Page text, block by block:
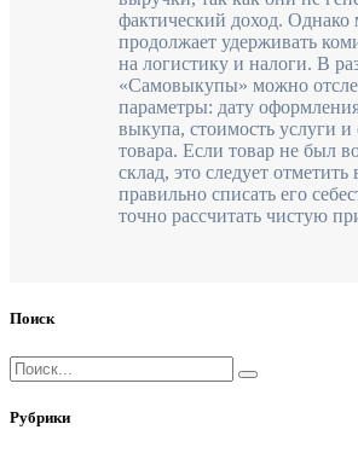
фактический доход. Однако
продолжает удерживать
на логистику и налоги. В
«Самовыкупы» можно
параметры: дату оформления
выкупа, стоимость услуги и
товара. Если товар не был
склад, это следует
правильно списать его
точно рассчитать чистую
Поиск
Рубрики